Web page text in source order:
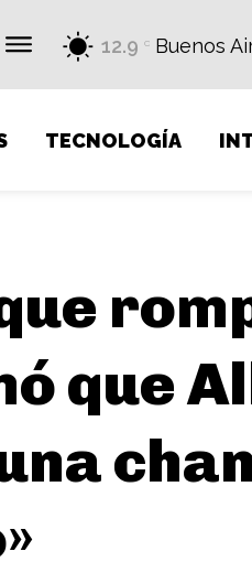
12.9 C Buenos
TECNOLOGÍA
que